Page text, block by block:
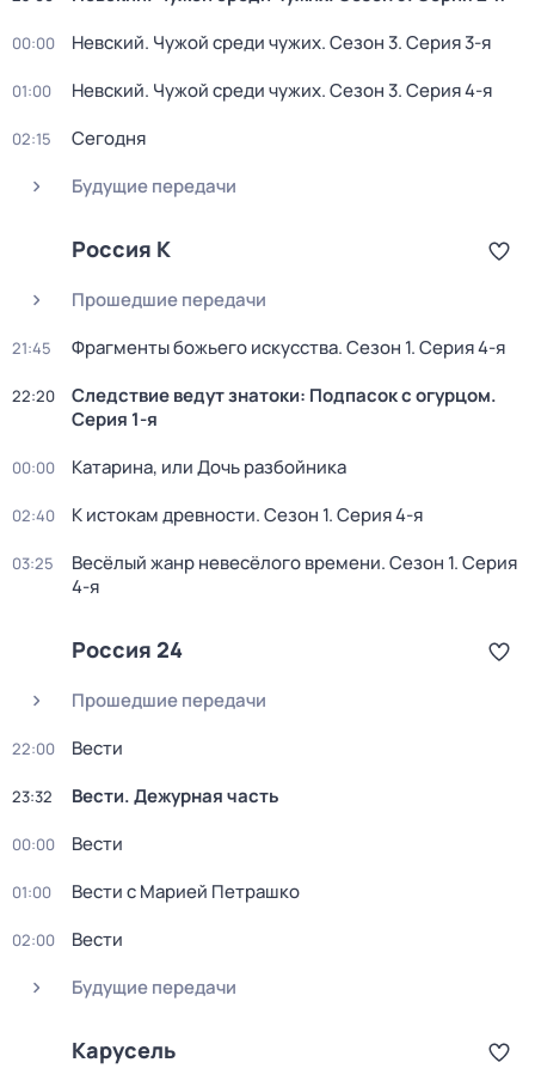
00:00 Невский. Чужой среди чужих. Сезон 3. Серия 3-я
01:00 Невский. Чужой среди чужих. Сезон 3. Серия 4-я
02:15
Сегодня
Будущие передачи
Россия К
Прошедшие передачи
21:45 Фрагменты божьего искусства. Сезон 1. Серия 4-я
22:20 Следствие ведут знатоки: Подпасок с огурцом.
Серия 1-я
00:00 Катарина, или Дочь разбойника
02:40 К истокам древности. Сезон 1. Серия 4-я
03:25 Весёлый жанр невесёлого времени. Сезон 1. Серия
4-я
Россия 24
Прошедшие передачи
22:00 Вести
23:32 Вести. Дежурная часть
00:00 Вести
01:00 Вести с Марией Петрашко
02:00
Вести
Будущие передачи
Карусель